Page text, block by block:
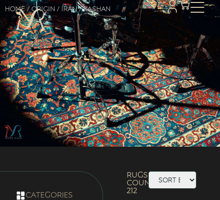
Home/ Origin / Iran/ Kashan
categories
Rugs
Count:
212